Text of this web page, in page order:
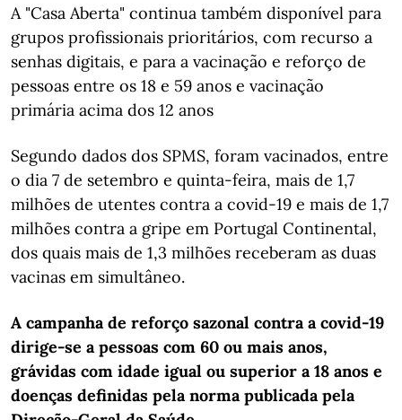
A "Casa Aberta" continua também disponível para
grupos profissionais prioritários, com recurso a
senhas digitais, e para a vacinação e reforço de
pessoas entre os 18 e 59 anos e vacinação
primária acima dos 12 anos
Segundo dados dos SPMS, foram vacinados, entre
o dia 7 de setembro e quinta-feira, mais de 1,7
milhões de utentes contra a covid-19 e mais de 1,7
milhões contra a gripe em Portugal Continental,
dos quais mais de 1,3 milhões receberam as duas
vacinas em simultâneo.
A campanha de reforço sazonal contra a covid-19
dirige-se a pessoas com 60 ou mais anos,
grávidas com idade igual ou superior a 18 anos e
doenças definidas pela norma publicada pela